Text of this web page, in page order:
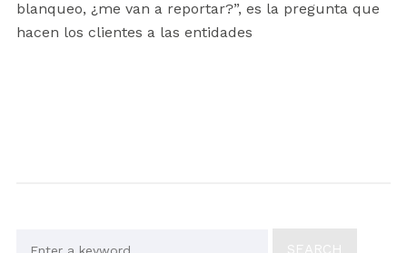
blanqueo, ¿me van a reportar?”, es la pregunta que
hacen los clientes a las entidades